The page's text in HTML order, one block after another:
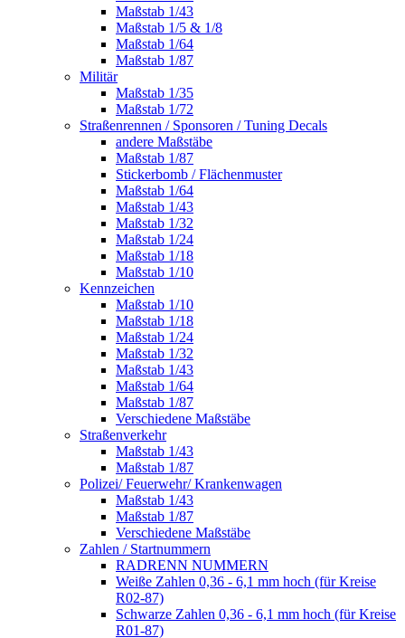
Maßstab 1/43
Maßstab 1/5 & 1/8
Maßstab 1/64
Maßstab 1/87
Militär
Maßstab 1/35
Maßstab 1/72
Straßenrennen / Sponsoren / Tuning Decals
andere Maßstäbe
Maßstab 1/87
Stickerbomb / Flächenmuster
Maßstab 1/64
Maßstab 1/43
Maßstab 1/32
Maßstab 1/24
Maßstab 1/18
Maßstab 1/10
Kennzeichen
Maßstab 1/10
Maßstab 1/18
Maßstab 1/24
Maßstab 1/32
Maßstab 1/43
Maßstab 1/64
Maßstab 1/87
Verschiedene Maßstäbe
Straßenverkehr
Maßstab 1/43
Maßstab 1/87
Polizei/ Feuerwehr/ Krankenwagen
Maßstab 1/43
Maßstab 1/87
Verschiedene Maßstäbe
Zahlen / Startnummern
RADRENN NUMMERN
Weiße Zahlen 0,36 - 6,1 mm hoch (für Kreise
R02-87)
Schwarze Zahlen 0,36 - 6,1 mm hoch (für Kreise
R01-87)